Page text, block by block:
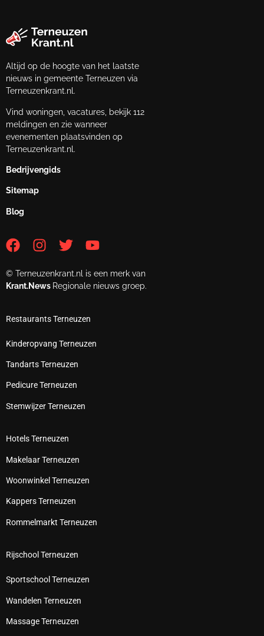
Altijd op de hoogte van het laatste
nieuws in gemeente Terneuzen via
Terneuzenkrant.nl.
Vind woningen, vacatures, bekijk 112
meldingen en zie wanneer
evenementen plaatsvinden op
Terneuzenkrant.nl.
Bedrijvengids
Sitemap
Blog
© Terneuzenkrant.nl is een merk van
Krant.News Regionale nieuws groep.
Restaurants Terneuzen
Kinderopvang Terneuzen
Tandarts Terneuzen
Pedicure Terneuzen
Stemwijzer Terneuzen
Hotels Terneuzen
Makelaar Terneuzen
Woonwinkel Terneuzen
Kappers Terneuzen
Rommelmarkt Terneuzen
Rijschool Terneuzen
Sportschool Terneuzen
Wandelen Terneuzen
Massage Terneuzen